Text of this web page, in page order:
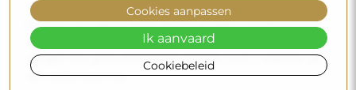
ons eigen wagenpark en opgeleid personeel, daarom
kunnen wij u garanderen dat de spiegel in perfecte staat
aankomt, zonder bijkomende kosten. Zelfs als u een
spiegel met grote afmetingen bestelt, kunt u rekenen op
een snelle levering.
Cookiebeleid
Cookies aanpassen
Ik aanvaard